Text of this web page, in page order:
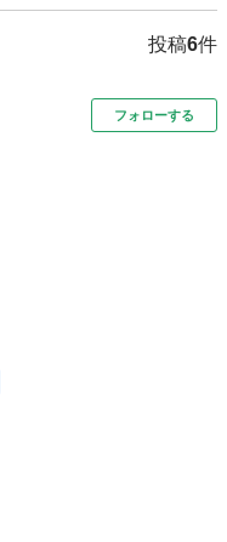
投稿6件
フォローする